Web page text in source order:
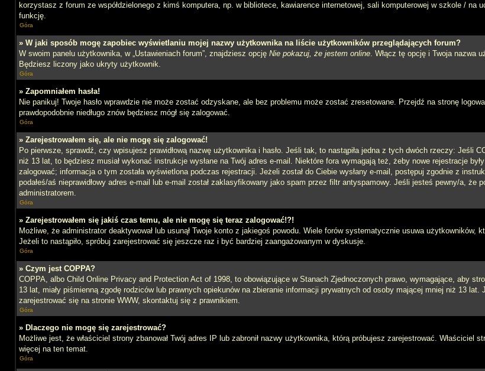
korzystasz z forum ze współdzielonego z kimś komputera, np. w bibliotece, kawiarence internetowej, sali komputerowej w szkole /
funkcję.
Góra
» W jaki sposób mogę zapobiec wyświetlaniu mojej nazwy użytkownika na liście użytkowników przeglądających forum?
W swoim panelu użytkownika, w „Ustawieniach forum”, znajdziesz opcję Nie pokazuj, że jestem online. Włącz tę opcję i Twoja nazwa
Będziesz liczony jako ukryty użytkownik.
Góra
» Zapomniałem hasła!
Nie panikuj! Twoje hasło wprawdzie nie może zostać odzyskane, ale bez problemu może zostać zresetowane. Przejdź na stronę
prawdopodobnie niedługo znów będziesz mógł się zalogować.
Góra
» Zarejestrowałem się, ale nie mogę się zalogować!
Po pierwsze, sprawdź, czy wpisujesz prawidłową nazwę użytkownika i hasło. Jeśli tak, to nastąpiła jedna z tych dwóch rzeczy: Jeśli
niż 13 lat, to będziesz musiał wykonać instrukcje wysłane na Twój adres e-mail. Niektóre fora wymagają też, żeby nowe rejestracje
zalogować; informacja o tym została wyświetlona podczas rejestracji. Jeżeli został do Ciebie wysłany e-mail, postępuj zgodnie z
podałeś/aś nieprawidłowy adres e-mail lub e-mail został zaklasyfikowany jako spam przez filtr antyspamowy. Jeśli jesteś pewny/a, że
administratorem.
Góra
» Zarejestrowałem się jakiś czas temu, ale nie mogę się teraz zalogować!?!
Możliwe, że administrator deaktywował lub usunął Twoje konto z jakiegoś powodu. Wiele forów systematycznie usuwa
Jeżeli to nastąpiło, spróbuj zarejestrować się jeszcze raz i być bardziej zaangażowanym w dyskusje.
Góra
» Czym jest COPPA?
COPPA, albo Child Online Privacy and Protection Act of 1998, to obowiązujące w Stanach Zjednoczonych prawo, wymagające, aby
13 lat, miały piśmienną zgodę rodziców lub prawnych opiekunów na zbieranie informacji prywatnych od osoby mającej mniej niż 13
zarejestrować się na stronie WWW, skontaktuj się z prawnikiem.
Góra
» Dlaczego nie mogę się zarejestrować?
Możliwe jest, że właściciel strony zbanował Twój adres IP lub zabronił nazwy użytkownika, którą próbujesz zarejestrować.
więcej na ten temat.
Góra